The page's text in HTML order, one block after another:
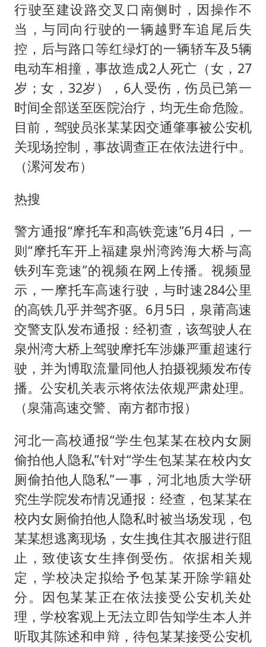
行驶至建设路交叉口南侧时，因操作不
当，与同向行驶的一辆越野车追尾后失
控，后与路口等红绿灯的一辆轿车及5辆
电动车相撞，事故造成2人死亡（女，27
岁；女，32岁），6人受伤，伤员已第一
时间全部送至医院治疗，均无生命危险。
目前，驾驶员张某某因交通肇事被公安机
关现场控制，事故调查正在依法进行中。
（漯河发布）
热搜
警方通报“摩托车和高铁竞速”6月4日，一
则“摩托车开上福建泉州湾跨海大桥与高
铁列车竞速”的视频在网上传播。视频显
示，一摩托车高速行驶，与时速284公里
的高铁几乎并驾齐驱。6月5日，泉莆高速
交警支队发布通报：经初查，该驾驶人在
泉州湾大桥上驾驶摩托车涉嫌严重超速行
驶，并为博取流量同他人拍摄视频发布传
播。公安机关表示将依法依规严肃处理。
（泉蒲高速交警、南方都市报）
河北一高校通报“学生包某某在校内女厕
偷拍他人隐私”针对“学生包某某在校内女
厕偷拍他人隐私”一事，河北地质大学研
究生学院发布情况通报：经查，包某某在
校内女厕偷拍他人隐私时被当场发现，包
某某想逃离现场，女生拽住其衣服进行阻
止，致使该女生摔倒受伤。依据相关规
定，学校决定拟给予包某某开除学籍处
分。因包某某正在依法接受公安机关处
理，学校客观上无法立即告知学生本人并
听取其陈述和申辩，待包某某接受公安机